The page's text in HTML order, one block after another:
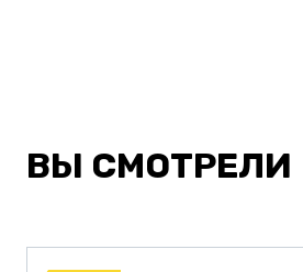
ВЫ СМОТРЕЛИ